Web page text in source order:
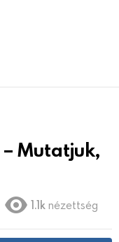
Mutatjuk,
1.1k nézettség